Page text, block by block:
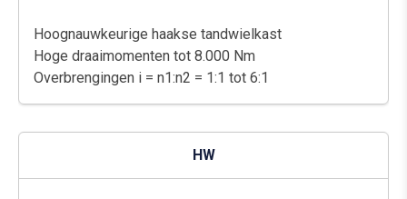
Hoognauwkeurige haakse tandwielkast
Hoge draaimomenten tot 8.000 Nm
Overbrengingen i = n1:n2 = 1:1 tot 6:1
HW